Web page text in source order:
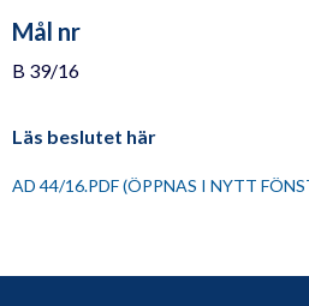
Mål nr
B 39/16
Läs beslutet här
AD 44/16.PDF (ÖPPNAS I NYTT